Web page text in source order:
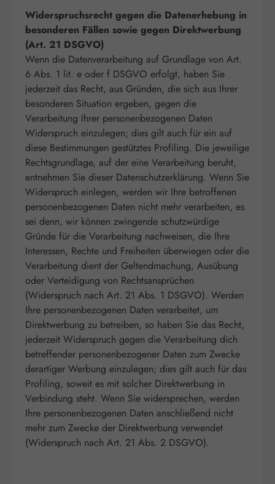
Widerspruchsrecht gegen die Datenerhebung in
besonderen Fällen sowie gegen Direktwerbung
(Art. 21 DSGVO)
Wenn die Datenverarbeitung auf Grundlage von Art.
6 Abs. 1 lit. e oder f DSGVO erfolgt, haben Sie
jederzeit das Recht, aus Gründen, die sich aus Ihrer
besonderen Situation ergeben, gegen die
Verarbeitung Ihrer personenbezogenen Daten
Widerspruch einzulegen; dies gilt auch für ein auf
diese Bestimmungen gestütztes Profiling. Die jeweilige
Rechtsgrundlage, auf der eine Verarbeitung beruht,
entnehmen Sie dieser Datenschutzerklärung. Wenn Sie
Widerspruch einlegen, werden wir Ihre betroffenen
personenbezogenen Daten nicht mehr verarbeiten, es
sei denn, wir können zwingende schutzwürdige
Gründe für die Verarbeitung nachweisen, die Ihre
Interessen, Rechte und Freiheiten überwiegen oder die
Verarbeitung dient der Geltendmachung, Ausübung
oder Verteidigung von Rechtsansprüchen
(Widerspruch nach Art. 21 Abs. 1 DSGVO). Werden
Ihre personenbezogenen Daten verarbeitet, um
Direktwerbung zu betreiben, so haben Sie das Recht,
jederzeit Widerspruch gegen die Verarbeitung dich
betreffender personenbezogener Daten zum Zwecke
derartiger Werbung einzulegen; dies gilt auch für das
Profiling, soweit es mit solcher Direktwerbung in
Verbindung steht. Wenn Sie widersprechen, werden
Ihre personenbezogenen Daten anschließend nicht
mehr zum Zwecke der Direktwerbung verwendet
(Widerspruch nach Art. 21 Abs. 2 DSGVO).